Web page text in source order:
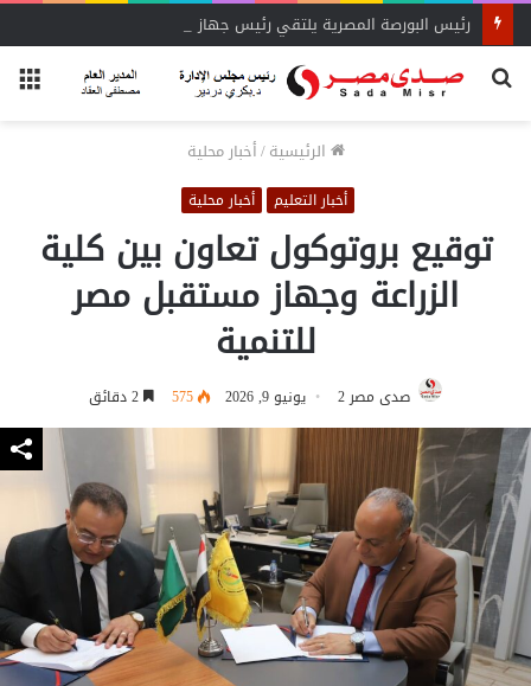
رئيس البورصة المصرية يلتقي رئيس جهاز التمثيل التجاري
بحث
الرئيسية/أخبار محلية
أخبار التعليم أخبار محلية
توقيع بروتوكول تعاون بين كلية
الزراعة وجهاز مستقبل مصر
للتنمية
صدى مصر 2 يونيو 9, 2026 575